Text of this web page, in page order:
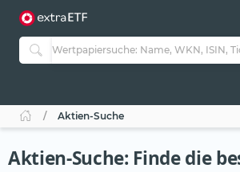
ETF-Guide 2.0
Guide Aktive ETFs
ETF-Sparpläne
Aktien-Suche
Aktien-Suche: Finde die